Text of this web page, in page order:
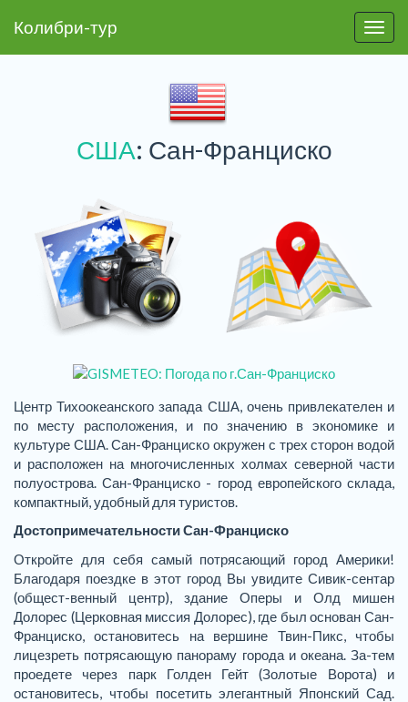
Колибри-тур
США: Сан-Франциско
Центр Тихоокеанского запада США, очень привлекателен и
по месту расположения, и по значению в экономике и
культуре США. Сан-Франциско окружен с трех сторон водой
и расположен на многочисленных холмах северной части
полуострова. Сан-Франциско - город европейского склада,
компактный, удобный для туристов.
Достопримечательности Сан-Франциско
Откройте для себя самый потрясающий город Америки!
Благодаря поездке в этот город Вы увидите Сивик-сентар
(общест-венный центр), здание Оперы и Олд мишен
Долорес (Церковная миссия Долорес), где был основан Сан-
Франциско, остановитесь на вершине Твин-Пикс, чтобы
лицезреть потрясающую панораму города и океана. За-тем
проедете через парк Голден Гейт (Золотые Ворота) и
остановитесь, чтобы посетить элегантный Японский Сад.